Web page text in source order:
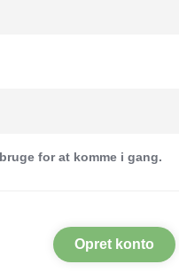
for at komme i gang.
Opret konto